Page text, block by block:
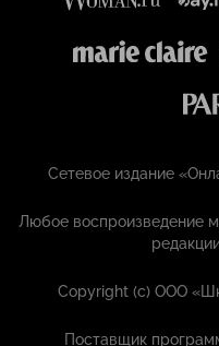
Сетевое издание
Любое воспроизведение
Copyright (с) ООО
Поставщик